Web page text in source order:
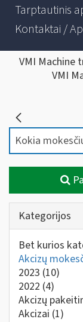
Tarptautinis
Kontaktai /
VMI Machine
VMI
Kategorijos
Bet kurios
Akcizų
2023 (10)
2022 (4)
Akcizų
Akcizai (1)